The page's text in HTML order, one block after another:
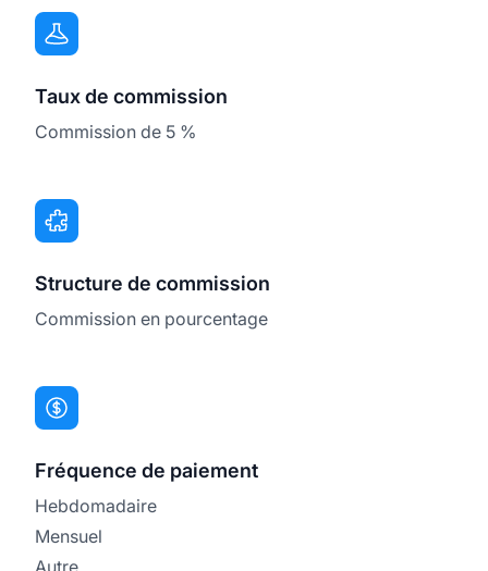
Taux de commission
Commission de 5 %
Structure de commission
Commission en pourcentage
Fréquence de paiement
Hebdomadaire
Mensuel
Autre